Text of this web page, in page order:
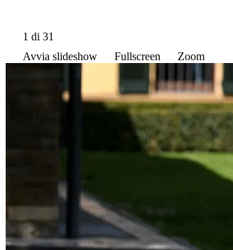
1 di 31
Avvia slideshow
Fullscreen Zoom